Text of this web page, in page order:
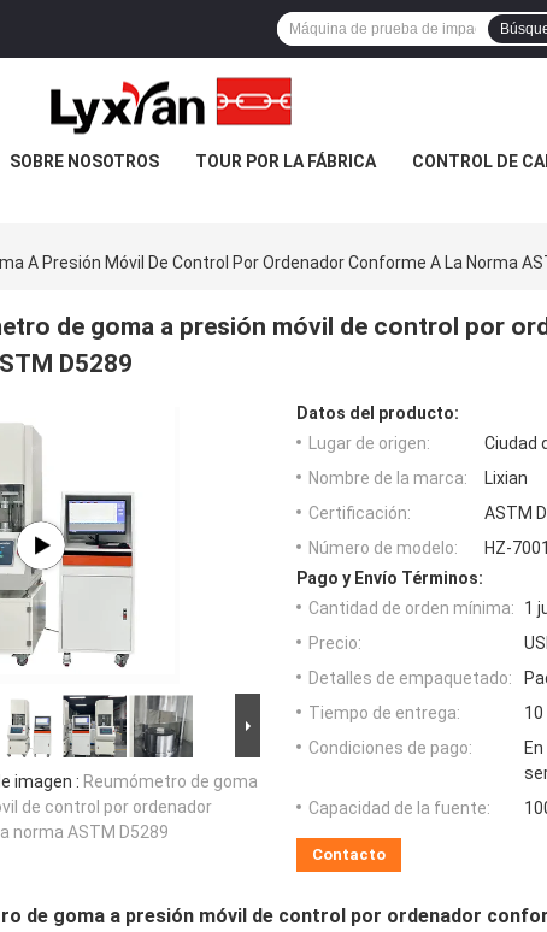
SOBRE NOSOTROS TOUR POR LA FÁBRICA CONTROL DE
A Presión Móvil De Control Por Ordenador Conforme A La Norma
de goma a presión móvil de control por
D5289
imagen : Reumómetro de goma
de control por ordenador
norma ASTM D5289
Datos del producto:
Lugar de origen:
Ciudad
Nombre de la marca:
Lixian
Certificación:
ASTM
Número de modelo:
HZ-
Pago y Envío Términos:
Cantidad de orden mínima:
1
Precio:
Detalles de empaquetado:
Tiempo de entrega:
Condiciones de pago:
Capacidad de la fuente:
Contacto
de goma a presión móvil de control por ordenador